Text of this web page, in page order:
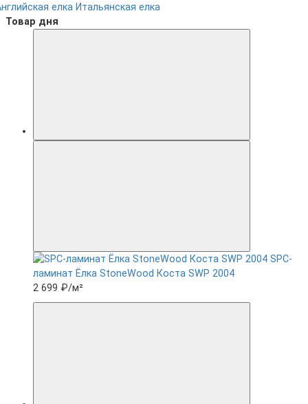
елка Итальянская елка
Товар дня
SPC-
ламинат Ëлка StoneWood Коста SWP 2004
2 699 ₽/м²